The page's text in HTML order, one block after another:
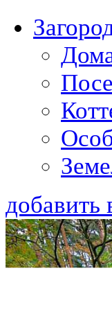
добавить